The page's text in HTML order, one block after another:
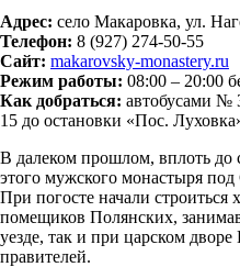
Адрес: село Макаровка, ул.
Телефон: 8 (927) 274‑50-55
Сайт: makarovsky-monastery.ru
Режим работы: 08:00 – 20:00
Как добраться: автобусами
15 до остановки «Пос.
В далеком прошлом, вплоть до
этого мужского монастыря под
При погосте начали
помещиков Полянских,
уезде, так и при царском
правителей.